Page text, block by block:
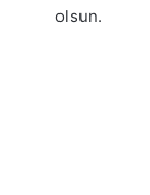
olsun.